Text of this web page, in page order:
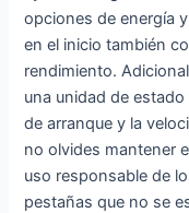
opciones de energía
en el inicio también
rendimiento.
una unidad de
de arranque y la
no olvides mantener
uso responsable de
pestañas que no se